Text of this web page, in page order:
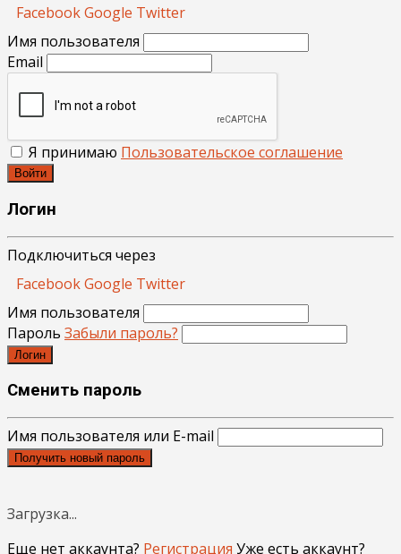
FacebookGoogle Twitter
Имя пользователя
Email
Я принимаю Пользовательское соглашение
Войти
Логин
Подключиться через
FacebookGoogle Twitter
Имя пользователя
Пароль Забыли пароль?
Логин
Сменить пароль
Имя пользователя или E-mail
Получить новый пароль
Загрузка...
Еще нет аккаунта? Регистрация Уже есть аккаунт?